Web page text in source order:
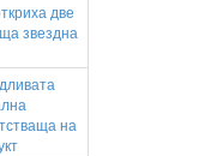
две
звездна
на